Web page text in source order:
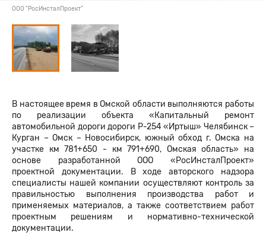
ООО "РосИнсталПроект"
В настоящее время в Омской области выполняются работы
по реализации объекта «Капитальный ремонт
автомобильной дороги дороги Р-254 «Иртыш» Челябинск –
Курган – Омск – Новосибирск, южный обход г. Омска на
участке км 781+650 - км 791+690, Омская область» на
основе разработанной ООО «РосИнсталПроект»
проектной документации. В ходе авторского надзора
специалисты нашей компании осуществляют контроль за
правильностью выполнения производства работ и
применяемых материалов, а также соответствием работ
проектным решениям и нормативно-технической
документации.